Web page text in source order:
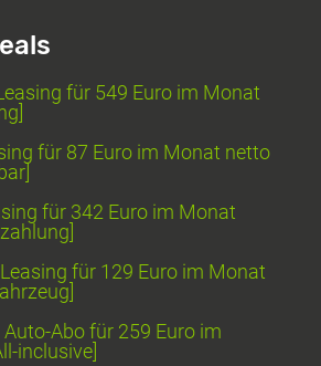
für 549 Euro im Monat
für 87 Euro im Monat netto
für 342 Euro im Monat
für 129 Euro im Monat
Abo für 259 Euro im
inclusive]